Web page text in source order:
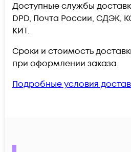
Доступные службы
DPD, Почта России, СДЭК,
КИТ.
Сроки и стоимость
при оформлении заказа.
Подробные условия